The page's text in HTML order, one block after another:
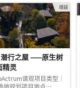
项目
潜行之屋 ——原生树
精灵
谱观项目类型｜
地规划项目地点…